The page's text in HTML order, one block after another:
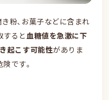
き粉、お菓子などに含まれ
すると血糖値を急激に下
起こす可能性がありま
です。